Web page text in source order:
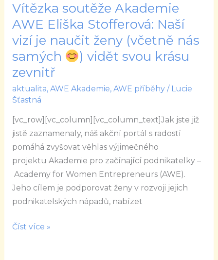
Vítězka soutěže Akademie
AWE Eliška Stofferová: Naší
vizí je naučit ženy (včetně nás
samých
) vidět svou krásu
zevnitř
aktualita, AWE Akademie, AWE příběhy/ Lucie
Šťastná
[vc_row][vc_column][vc_column_text]Jak jste již
jistě zaznamenaly, náš akční portál s radostí
pomáhá zvyšovat věhlas výjimečného
projektu Akademie pro začínající podnikatelky –
Academy for Women Entrepreneurs (AWE).
Jeho cílem je podporovat ženy v rozvoji jejich
podnikatelských nápadů, nabízet
Vítězka
soutěže
Akademie
AWE
Eliška
Stofferová:
Naší
vizí
je
naučit
(včetně
nás
samých
vidět
krásu
Číst více »